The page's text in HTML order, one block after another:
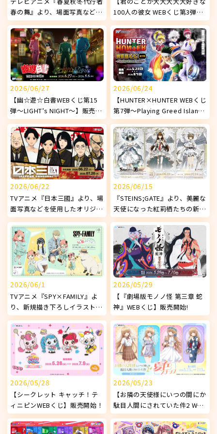
春の舞』より、場面写真などを
使用したオリジナルグッズが発
売決定！
100人の彼女 WEBくじ第3弾
『DokiDoki♡ナイトプール
1st.』】販売開始！
2026/06/27
【幽☆遊☆白書WEBくじ第15
弾～LIGHT’s NIGHT～】販売開
始!
2026/06/24
【HUNTER×HUNTER WEBくじ
第7弾～Playing Greed Island!
～】販売開始！
2026/06/22
TVアニメ『日本三國』より、場
面写真などを使用したオリジナ
ルグッズが発売決定！
2026/06/15
『STEINS;GATE』より、美麗な
天使になった紅莉栖たちの新オ
リジナルグッズが発売決定！
2026/06/1
TVアニメ『SPY×FAMILY』よ
り、新規描き下ろしイラストを
使用したオリジナルグッズが発
売決定！
2026/05/29
【『劇場版モノノ怪 第三章 蛇
神』WEBくじ】販売開始!
2026/05/28
【シークレット キャッチ！テ
ィニピンWEBくじ】販売開始！
2026/05/23
【お隣の天使様にいつの間にか
駄目人間にされていた件2 WEB
くじ ～夏色スナップ～】販売
開始!